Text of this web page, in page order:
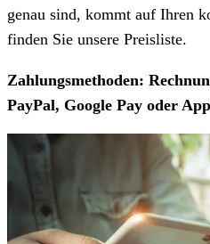
genau sind, kommt auf Ihren
finden Sie unsere Preisliste.
Zahlungsmethoden:
PayPal, Google Pay oder